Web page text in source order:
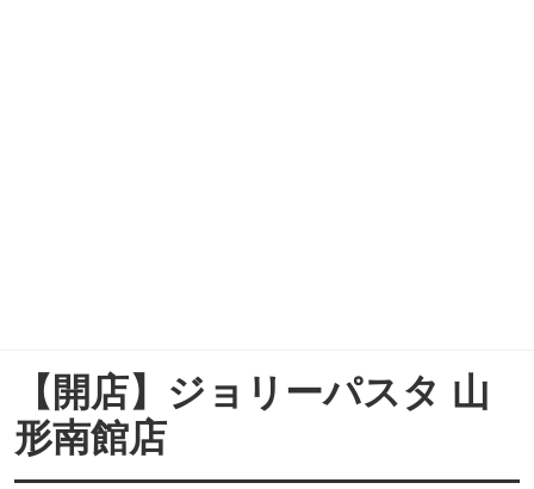
【開店】ジョリーパスタ 山
形南館店